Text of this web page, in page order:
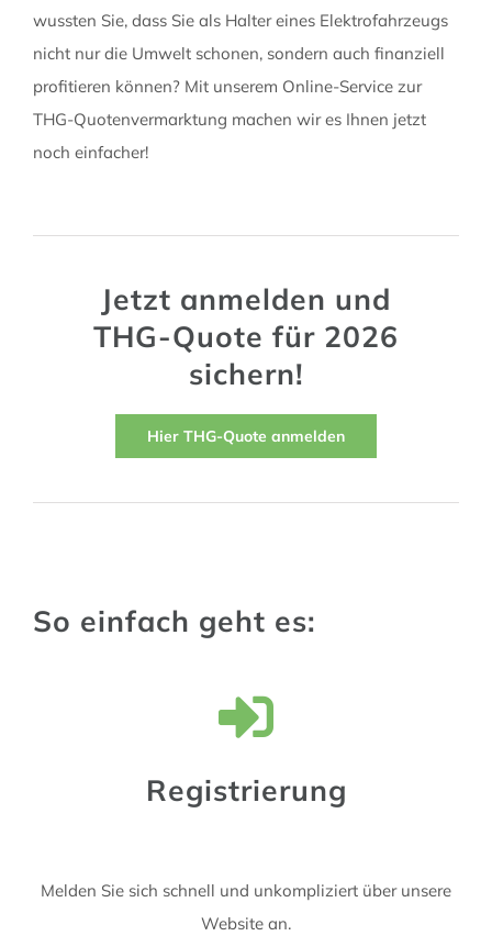
wussten Sie, dass Sie als Halter eines Elektrofahrzeugs
nicht nur die Umwelt schonen, sondern auch finanziell
profitieren können? Mit unserem Online-Service zur
THG-Quotenvermarktung machen wir es Ihnen jetzt
noch einfacher!
Jetzt anmelden und
THG-Quote für 2026
sichern!
Hier THG-Quote anmelden
So einfach geht es:
Registrierung
Melden Sie sich schnell und unkompliziert über unsere
Website an.